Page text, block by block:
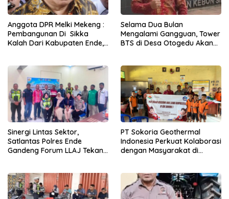
Anggota DPR Melki Mekeng :
Pembangunan Di Sikka
Kalah Dari Kabupaten Ende,
Selama Dua Bulan
Mengalami Gangguan, Tower
BTS di Desa Otogedu Akan
Sinergi Lintas Sektor,
Satlantas Polres Ende
Gandeng Forum LLAJ Tekan
PT Sokoria Geothermal
Indonesia Perkuat Kolaborasi
dengan Masyarakat di